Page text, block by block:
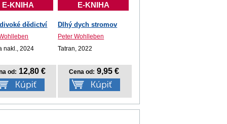
E-KNIHA
dědictví
nakl., 2024
od: 12,80 €
E-KNIHA
Dlhý dych stromov
Peter Wohlleben
Tatran, 2022
Cena od: 9,95 €